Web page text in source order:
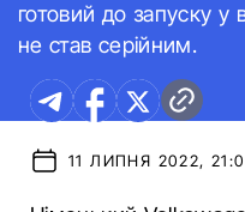
готовий до запуску у
не став серійним.
11 ЛИПНЯ 2022,